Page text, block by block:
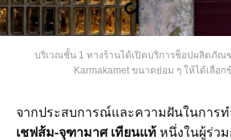
บริเวณชั้น 1 ทางร้านได้เปิดบริการช็อปผลิตภัณ
Karmakamet ขนาดย่อม ๆ ให้ได้เลือ
จากประสบการณ์และความฝันในการ
เชฟส้ม-จุฑามาศ เทียนแท้ หนึ่งในผู้ร่วม